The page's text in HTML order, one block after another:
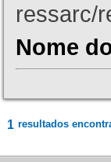
ressarc/
Nome
1 resultados